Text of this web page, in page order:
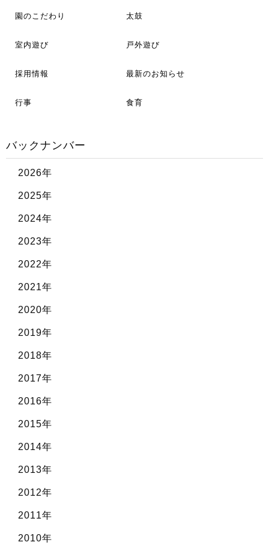
園のこだわり 太鼓
室内遊び 戸外遊び
採用情報 最新のお知らせ
行事 食育
バックナンバー
2026年
2025年
2024年
2023年
2022年
2021年
2020年
2019年
2018年
2017年
2016年
2015年
2014年
2013年
2012年
2011年
2010年